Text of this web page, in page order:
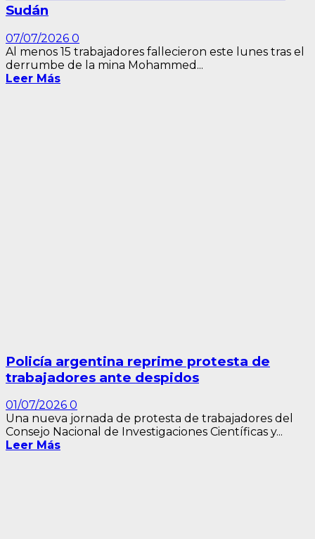
Sudán
07/07/2026 0
Al menos 15 trabajadores fallecieron este lunes tras el
derrumbe de la mina Mohammed...
Leer Más
Policía argentina reprime protesta de
trabajadores ante despidos
01/07/2026 0
Una nueva jornada de protesta de trabajadores del
Consejo Nacional de Investigaciones Científicas y...
Leer Más